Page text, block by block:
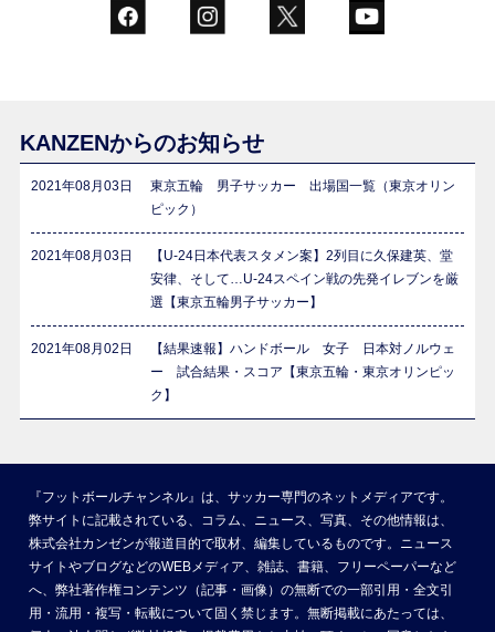
KANZENからのお知らせ
2021年08月03日
東京五輪 男子サッカー 出場国一覧（東京オリン
ピック）
2021年08月03日
【U-24日本代表スタメン案】2列目に久保建英、堂
安律、そして…U-24スペイン戦の先発イレブンを厳
選【東京五輪男子サッカー】
2021年08月02日
【結果速報】ハンドボール 女子 日本対ノルウェ
ー 試合結果・スコア【東京五輪・東京オリンピッ
ク】
『フットボールチャンネル』は、サッカー専門のネットメディアです。
弊サイトに記載されている、コラム、ニュース、写真、その他情報は、
株式会社カンゼンが報道目的で取材、編集しているものです。ニュース
サイトやブログなどのWEBメディア、雑誌、書籍、フリーペーパーなど
へ、弊社著作権コンテンツ（記事・画像）の無断での一部引用・全文引
用・流用・複写・転載について固く禁じます。無断掲載にあたっては、